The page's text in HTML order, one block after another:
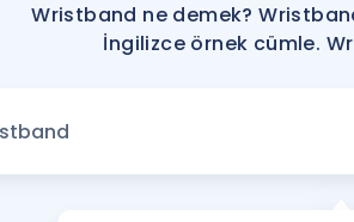
Wristband ne demek?
İngilizce örnek cümle.